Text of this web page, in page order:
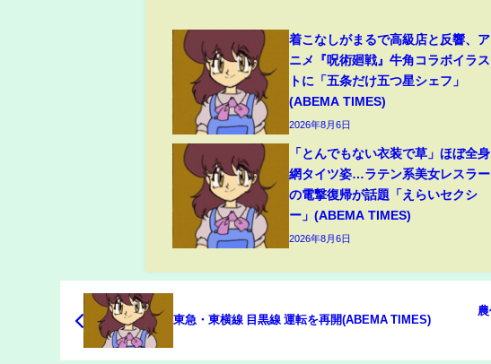
着こなしがまるで高級店と反響、ア
ニメ『呪術廻戦』牛角コラボイラス
トに「五条だけ五つ星シェフ」
(ABEMA TIMES)
2026年8月6日
「とんでもない衣装で草」ほぼ全身
網タイツ姿…ラテン系美女レスラー
の電撃復帰が話題「えらいセクシ
ー」(ABEMA TIMES)
2026年8月6日
東急・東横線 目黒線 運転を再開(ABEMA TIMES)